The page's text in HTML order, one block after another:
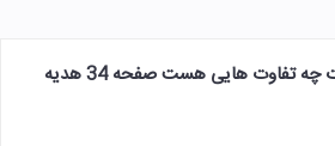
میان نماز صبح و نماز آیات چه تفاوت هایی هست صفحه 34 هدیه